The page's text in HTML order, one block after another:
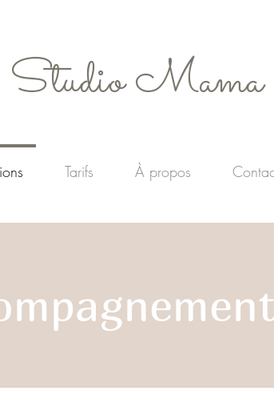
Studio Mama
Tarifs À propos